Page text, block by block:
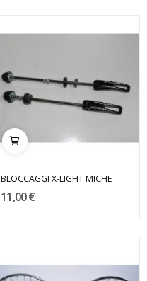
BLOCCAGGI X-LIGHT MICHE
11,00 €